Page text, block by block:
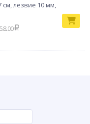
лезвие 10 мм,
58.00